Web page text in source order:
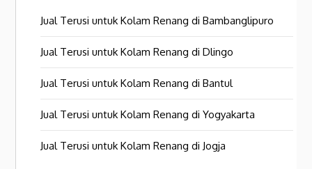
Jual Terusi untuk Kolam Renang di Bambanglipuro
Jual Terusi untuk Kolam Renang di Dlingo
Jual Terusi untuk Kolam Renang di Bantul
Jual Terusi untuk Kolam Renang di Yogyakarta
Jual Terusi untuk Kolam Renang di Jogja